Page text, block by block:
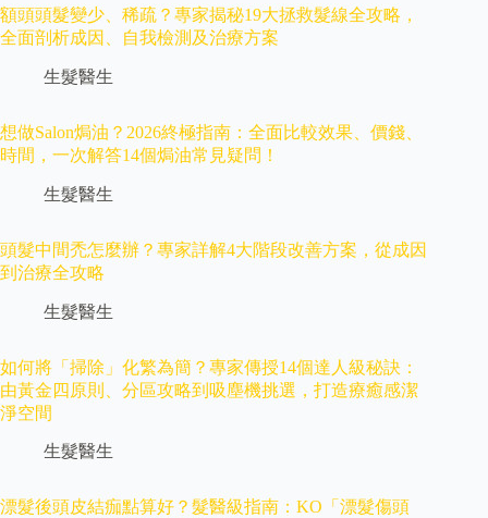
額頭頭髮變少、稀疏？專家揭秘19大拯救髮線全攻略，
全面剖析成因、自我檢測及治療方案
生髮醫生
想做Salon焗油？2026終極指南：全面比較效果、價錢、
時間，一次解答14個焗油常見疑問！
生髮醫生
頭髮中間禿怎麼辦？專家詳解4大階段改善方案，從成因
到治療全攻略
生髮醫生
如何將「掃除」化繁為簡？專家傳授14個達人級秘訣：
由黃金四原則、分區攻略到吸塵機挑選，打造療癒感潔
淨空間
生髮醫生
漂髮後頭皮結痂點算好？髮醫級指南：KO「漂髮傷頭